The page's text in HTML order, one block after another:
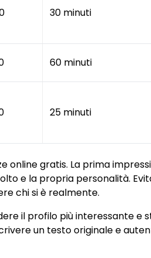
30 minuti
60 minuti
25 minuti
gratis. La prima
e la propria personalità.
chi si è realmente.
il profilo più interessante e
un testo originale e